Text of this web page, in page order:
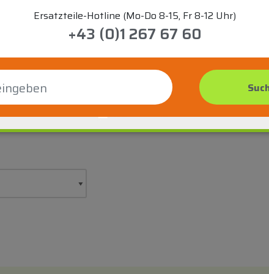
Ersatzteile-Hotline (Mo-Do 8-15, Fr 8-12 Uhr)
+43 (0)1 267 67 60